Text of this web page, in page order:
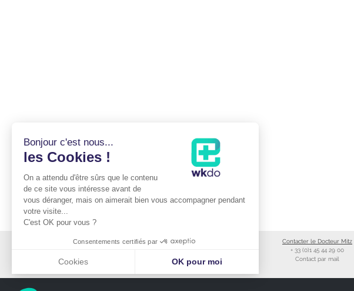
Cabinet du Docteur Mitz
Contacter le Docteur Mitz
+ 33 (0)1 45 44 29 00
Contact par mail
Bonjour c'est nous...
les Cookies !
On a attendu d'être sûrs que le contenu
de ce site vous intéresse avant de
vous déranger, mais on aimerait bien vous accompagner pendant
votre visite...
C'est OK pour vous ?
Consentements certifiés par
Cookies
OK pour moi
Axeptio consent
Plateforme de Gestion du Consentement : Personnalisez vos Options